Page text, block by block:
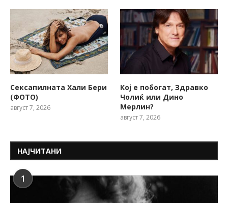
Сексапилната Хали Бери
(ФОТО)
август 7, 2026
Кој е побогат, Здравко
Чолиќ или Дино
Мерлин?
август 7, 2026
НАЈЧИТАНИ
1